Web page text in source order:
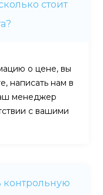
стоит
о цене, вы
написать нам в
менеджер
с вашими
контрольную